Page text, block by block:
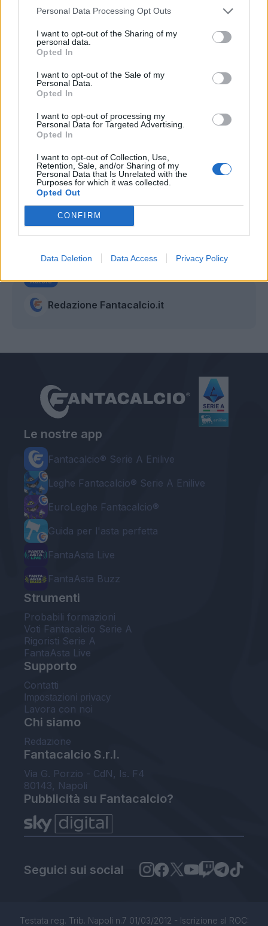
Personal Data Processing Opt Outs
I want to opt-out of the Sharing of my
personal data.
Opted In
I want to opt-out of the Sale of my
Personal Data.
Opted In
I want to opt-out of processing my
Personal Data for Targeted Advertising.
Opted In
I want to opt-out of Collection, Use,
Retention, Sale, and/or Sharing of my
Personal Data that Is Unrelated with the
Purposes for which it was collected.
Opted Out
CONFIRM
Data Deletion Data Access Privacy Policy
televisiva e in esclusiva, in chiaro, su Italia 1
Mediaset Infinity e sul sito web di
SportMediaset.
Autore
Redazione Fantacalcio.it
Le nostre app
Fantacalcio® Serie A Enilive
Leghe Fantacalcio® Serie A Enilive
EuroLeghe Fantacalcio®
Guida per l'asta perfetta
FantaAsta Live
FantaAsta Buzz
Strumenti
Probabili formazioni
Voti Fantacalcio Serie A
Rigoristi Serie A
FantaAsta Live
Supporto
Contatti
Impostazioni privacy
Lavora con noi
Chi siamo
Redazione
Fantacalcio S.r.l.
Via G. Porzio - CdN, Is. F4
80143, Napoli
Pubblicità su Fantacalcio?
Seguici sui social
Testata reg. Trib. Napoli n.7 01/03/2012 - Iscrizione al ROC: